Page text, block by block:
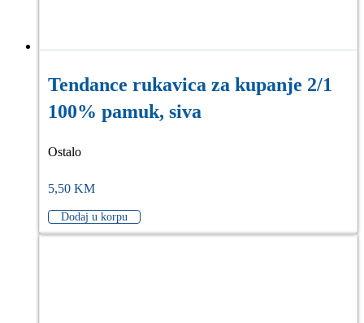
Tendance rukavica za kupanje 2/1
100% pamuk, siva
Ostalo
5,50 KM
Dodaj u korpu